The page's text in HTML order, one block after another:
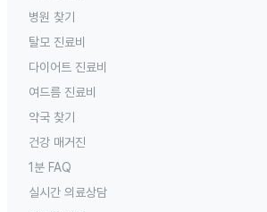
병원 찾기
탈모 진료비
다이어트 진료비
여드름 진료비
약국 찾기
건강 매거진
1분 FAQ
실시간 의료상담